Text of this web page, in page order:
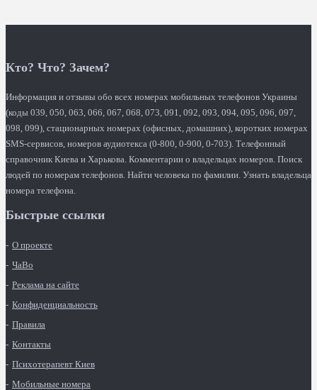
Кто? Что? Зачем?
Информация и отзывы обо всех номерах мобильных телефонов Украины
(коды 039, 050, 063, 066, 067, 068, 073, 091, 092, 093, 094, 095, 096, 097,
098, 099), стационарных номерах (офисных, домашних), коротких номерах
SMS-сервисов, номеров аудиотекса (0-800, 0-900, 0-703). Телефонный
справочник Киева и Харькова. Комментарии о владельцах номеров. Поиск
людей по номерам телефонов. Найти человека по фамилии. Узнать владельца
номера телефона.
Быстрые ссылки
О проекте
ЧаВо
Реклама на сайте
Конфиденциальность
Правила
Контакты
Психотерапевт Киев
Мобильные номера